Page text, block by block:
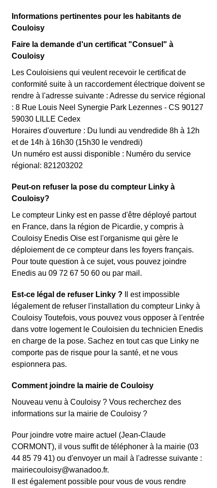
Informations pertinentes pour les habitants de
Couloisy
Faire la demande d'un certificat "Consuel" à
Couloisy
Les Couloisiens qui veulent recevoir le certificat de
conformité suite à un raccordement électrique doivent se
rendre à l'adresse suivante : Adresse du service régional
: 8 Rue Louis Neel Synergie Park Lezennes - CS 90127
59030 LILLE Cedex
Horaires d'ouverture : Du lundi au vendredide 8h à 12h
et de 14h à 16h30 (15h30 le vendredi)
Un numéro est aussi disponible : Numéro du service
régional: 821203202
Peut-on refuser la pose du compteur Linky à
Couloisy?
Le compteur Linky est en passe d'être déployé partout
en France, dans la région de Picardie, y compris à
Couloisy Enedis Oise est l'organisme qui gère le
déploiement de ce compteur dans les foyers français.
Pour toute question à ce sujet, vous pouvez joindre
Enedis au 09 72 67 50 60 ou par mail.
Est-ce légal de refuser Linky ? Il est impossible
légalement de refuser l'installation du compteur Linky à
Couloisy Toutefois, vous pouvez vous opposer à l'entrée
dans votre logement le Couloisien du technicien Enedis
en charge de la pose. Sachez en tout cas que Linky ne
comporte pas de risque pour la santé, et ne vous
espionnera pas.
Comment joindre la mairie de Couloisy
Nouveau venu à Couloisy ? Vous recherchez des
informations sur la mairie de Couloisy ?
Pour joindre votre maire actuel (Jean-Claude
CORMONT), il vous suffit de téléphoner à la mairie (03
44 85 79 41) ou d'envoyer un mail à l'adresse suivante :
mairiecouloisy@wanadoo.fr.
Il est également possible pour vous de vous rendre